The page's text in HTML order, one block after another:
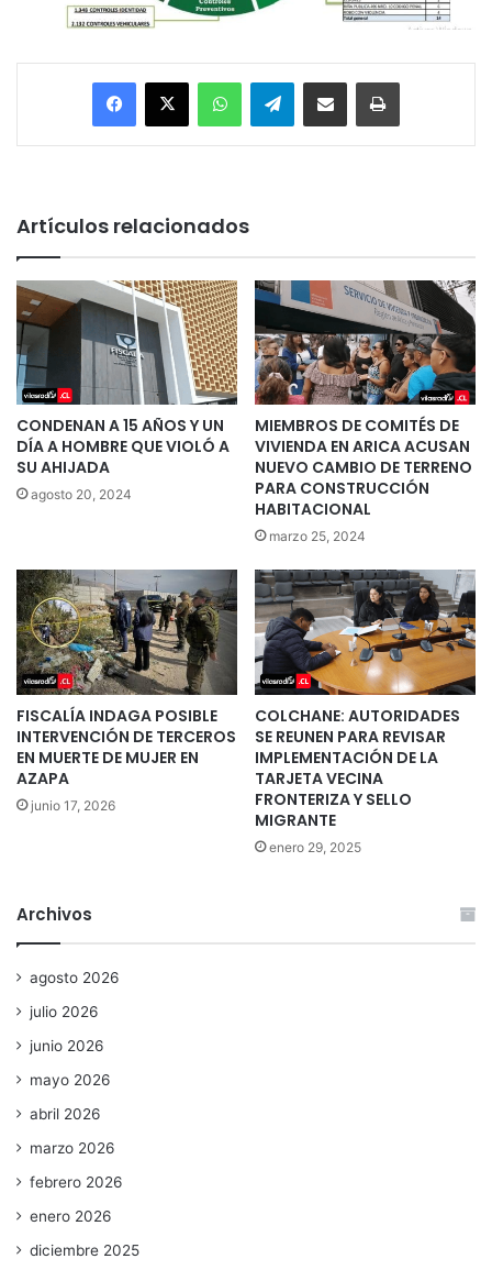
Facebook
X WhatsAppTelegramEnviar vía email Imprimir
Artículos relacionados
CONDENAN A 15 AÑOS Y UN
DÍA A HOMBRE QUE VIOLÓ A
SU AHIJADA
agosto 20, 2024
MIEMBROS DE COMITÉS DE
VIVIENDA EN ARICA ACUSAN
NUEVO CAMBIO DE TERRENO
PARA CONSTRUCCIÓN
HABITACIONAL
marzo 25, 2024
FISCALÍA INDAGA POSIBLE
INTERVENCIÓN DE TERCEROS
EN MUERTE DE MUJER EN
AZAPA
junio 17, 2026
COLCHANE: AUTORIDADES
SE REUNEN PARA REVISAR
IMPLEMENTACIÓN DE LA
TARJETA VECINA
FRONTERIZA Y SELLO
MIGRANTE
enero 29, 2025
Archivos
agosto 2026
julio 2026
junio 2026
mayo 2026
abril 2026
marzo 2026
febrero 2026
enero 2026
diciembre 2025